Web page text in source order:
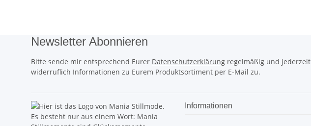
Newsletter Abonnieren
Bitte sende mir entsprechend Eurer Datenschutzerklärung regelmäßig und jederzeit
widerruflich Informationen zu Eurem Produktsortiment per E-Mail zu.
Informationen